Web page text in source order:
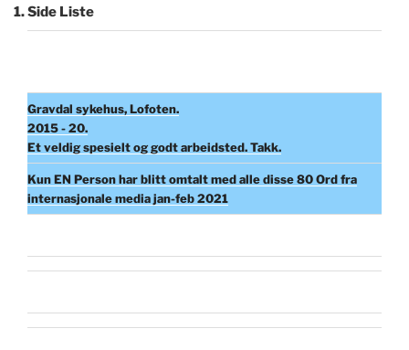
Side Liste
Gravdal sykehus, Lofoten.
2015 - 20.
Et veldig spesielt og godt arbeidsted. Takk.
Kun EN Person har blitt omtalt med alle disse 80 Ord fra
internasjonale media jan-feb 2021